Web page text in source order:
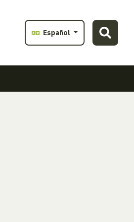
Español